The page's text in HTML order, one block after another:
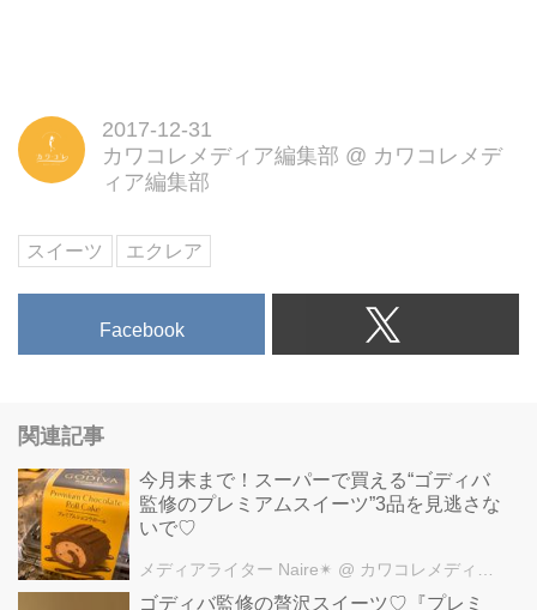
2017-12-31
カワコレメディア編集部 @ カワコレメデ
ィア編集部
スイーツ エクレア
Facebook
関連記事
今月末まで！スーパーで買える“ゴディバ
監修のプレミアムスイーツ”3品を見逃さな
いで♡
メディアライター Naire✴︎ @ カワコレメディア編集部
ゴディバ監修の贅沢スイーツ♡『プレミ